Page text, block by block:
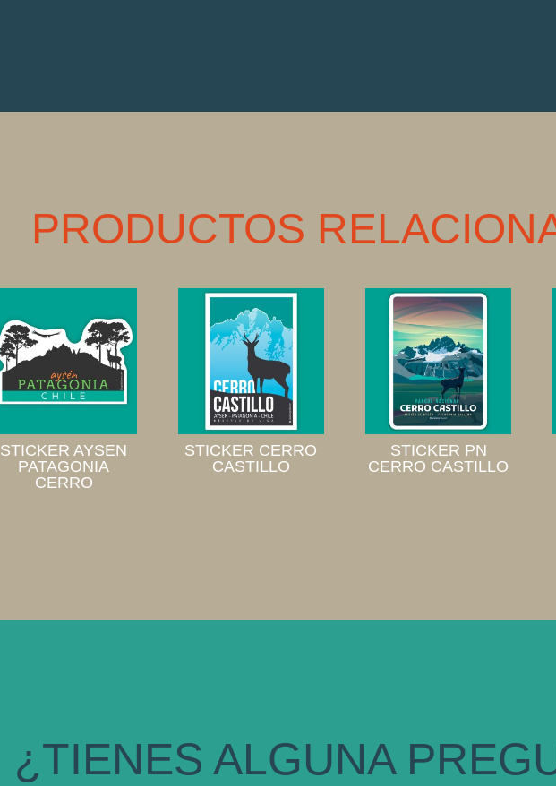
PRODUCTOS
STICKER AYSEN
PATAGONIA
CERRO
STICKER CERRO
CASTILLO
STICKER PN
CERRO CASTILLO
¿TIENES ALGUNA